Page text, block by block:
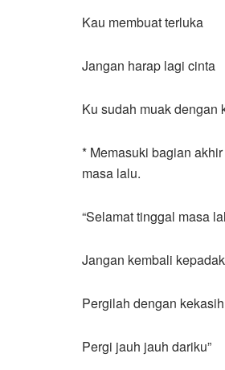
Kau membuat terluka
Jangan harap lagi cinta
Ku sudah muak dengan
* Memasuki bagian
masa lalu.
“Selamat tinggal masa
Jangan kembali
Pergilah dengan
Pergi jauh jauh dariku”